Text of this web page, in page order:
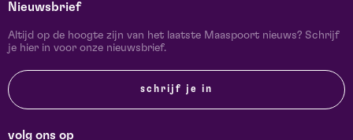
Nieuwsbrief
Altijd op de hoogte zijn van het laatste Maaspoort nieuws? Schrijf
je hier in voor onze nieuwsbrief.
schrijf je in
volg ons op